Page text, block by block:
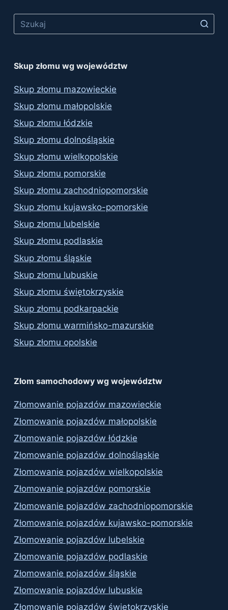
Skup złomu wg województw
Skup złomu mazowieckie
Skup złomu małopolskie
Skup złomu łódzkie
Skup złomu dolnośląskie
Skup złomu wielkopolskie
Skup złomu pomorskie
Skup złomu zachodniopomorskie
Skup złomu kujawsko-pomorskie
Skup złomu lubelskie
Skup złomu podlaskie
Skup złomu śląskie
Skup złomu lubuskie
Skup złomu świętokrzyskie
Skup złomu podkarpackie
Skup złomu warmińsko-mazurskie
Skup złomu opolskie
Złom samochodowy wg województw
Złomowanie pojazdów mazowieckie
Złomowanie pojazdów małopolskie
Złomowanie pojazdów łódzkie
Złomowanie pojazdów dolnośląskie
Złomowanie pojazdów wielkopolskie
Złomowanie pojazdów pomorskie
Złomowanie pojazdów zachodniopomorskie
Złomowanie pojazdów kujawsko-pomorskie
Złomowanie pojazdów lubelskie
Złomowanie pojazdów podlaskie
Złomowanie pojazdów śląskie
Złomowanie pojazdów lubuskie
Złomowanie pojazdów świętokrzyskie